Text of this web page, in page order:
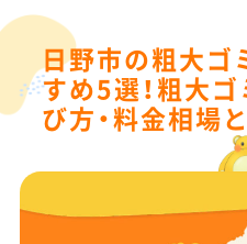
日野市の粗大ゴ
すめ5選！粗大
び方・料金相場